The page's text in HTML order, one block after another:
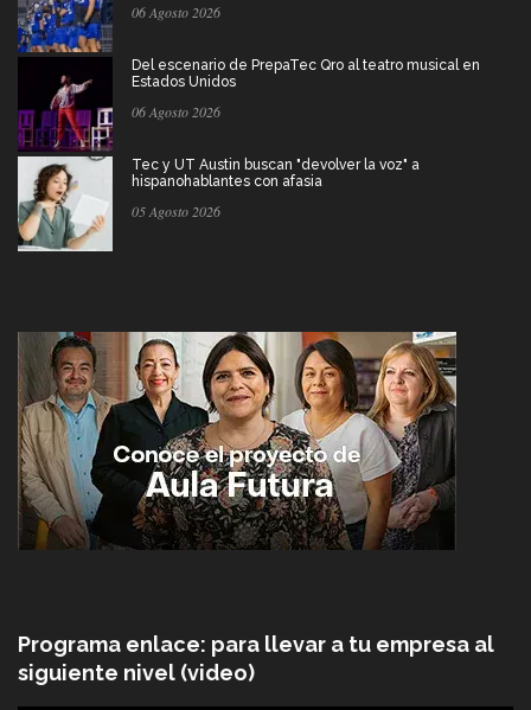
06 Agosto 2026
Del escenario de PrepaTec Qro al teatro musical en
Estados Unidos
06 Agosto 2026
Tec y UT Austin buscan "devolver la voz" a
hispanohablantes con afasia
05 Agosto 2026
Programa enlace: para llevar a tu empresa al
siguiente nivel (video)